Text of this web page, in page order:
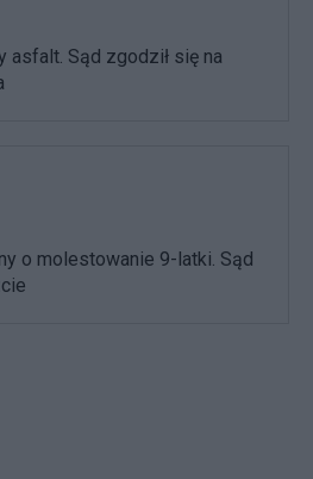
asfalt. Sąd zgodził się na
o molestowanie 9-latki. Sąd